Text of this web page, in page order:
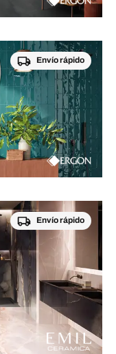
Envío rápido
Envío rápido